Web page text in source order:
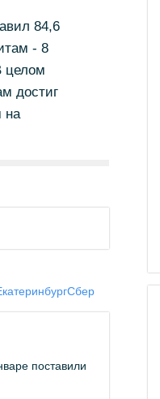
84,6
- 8
целом
достиг
на
Сбер
поставили